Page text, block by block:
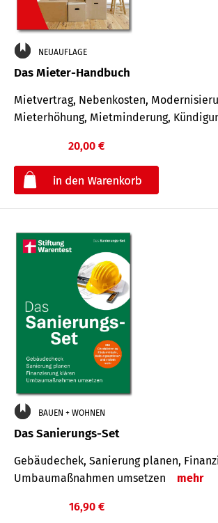
NEUAUFLAGE
Das Mieter-Handbuch
Mietvertrag, Nebenkosten,
Mieterhöhung, Mietminderung,
20,00 €
BAUEN + WOHNEN
Das Sanierungs-Set
Gebäudechek, Sanierung planen,
Umbaumaßnahmen umsetzen
mehr
16,90 €